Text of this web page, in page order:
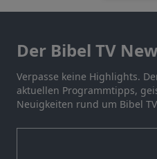
Der Bibel TV
Verpasse keine Highlights.
aktuellen Programmtipps,
Neuigkeiten rund um Bibel